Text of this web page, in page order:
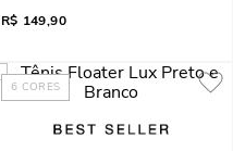
R$ 149,90
6 CORES